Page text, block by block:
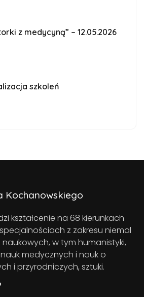
z medycyną” – 12.05.2026
szkoleń
Kochanowskiego
kształcenie na 68 kierunkach
z zakresu niemal
w tym humanistyki,
medycznych i nauk o
i przyrodniczych, sztuki.